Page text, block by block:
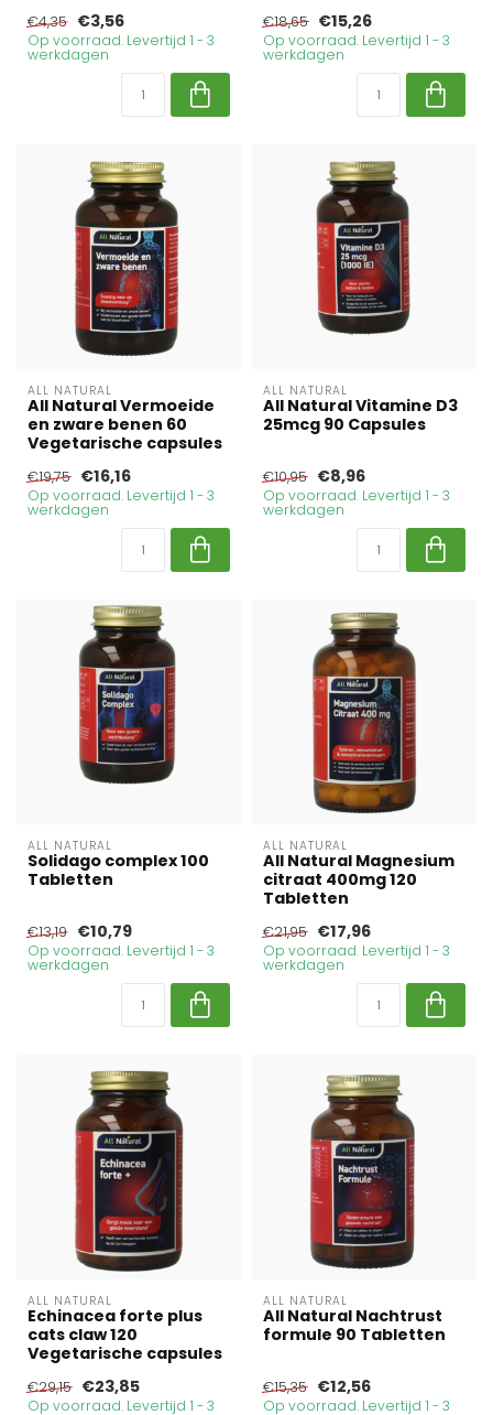
€4,35 €3,56
Op voorraad. Levertijd 1 - 3
werkdagen
€18,65 €15,26
Op voorraad. Levertijd 1 - 3
werkdagen
ALL NATURAL
All Natural Vermoeide
en zware benen 60
Vegetarische capsules
€19,75 €16,16
Op voorraad. Levertijd 1 - 3
werkdagen
ALL NATURAL
All Natural Vitamine D3
25mcg 90 Capsules
€10,95 €8,96
Op voorraad. Levertijd 1 - 3
werkdagen
ALL NATURAL
Solidago complex 100
Tabletten
€13,19 €10,79
Op voorraad. Levertijd 1 - 3
werkdagen
ALL NATURAL
All Natural Magnesium
citraat 400mg 120
Tabletten
€21,95 €17,96
Op voorraad. Levertijd 1 - 3
werkdagen
ALL NATURAL
Echinacea forte plus
cats claw 120
Vegetarische capsules
€29,15 €23,85
Op voorraad. Levertijd 1 - 3
ALL NATURAL
All Natural Nachtrust
formule 90 Tabletten
€15,35 €12,56
Op voorraad. Levertijd 1 - 3